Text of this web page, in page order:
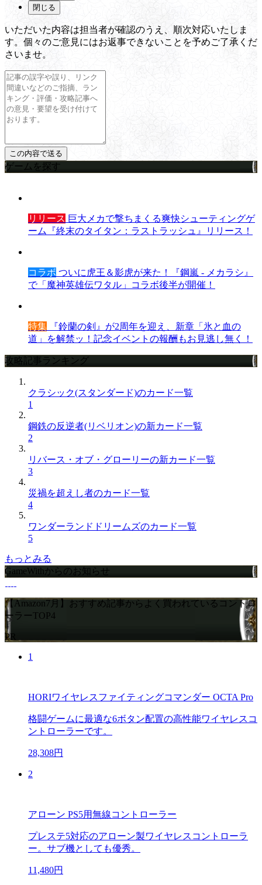
閉じる
いただいた内容は担当者が確認のうえ、順次対応いたしま
す。個々のご意見にはお返事できないことを予めご了承くだ
さいませ。
ゲームを探す
リリース 巨大メカで撃ちまくる爽快シューティングゲ
ーム『終末のタイタン：ラストラッシュ』リリース！
コラボ ついに虎王＆影虎が来た！『鋼嵐 - メカラシ』
で「魔神英雄伝ワタル」コラボ後半が開催！
特集 『鈴蘭の剣』が2周年を迎え、新章「氷と血の
道」を解禁ッ！記念イベントの報酬もお見逃し無く！
攻略記事ランキング
クラシック(スタンダード)のカード一覧
1
鋼鉄の反逆者(リベリオン)の新カード一覧
2
リバース・オブ・グローリーの新カード一覧
3
災禍を超えし者のカード一覧
4
ワンダーランドドリームズのカード一覧
5
もっとみる
GameWithからのお知らせ
【Amazon7月】おすすめ記事からよく買われているコントロ
ーラーTOP4
PR
1
HORIワイヤレスファイティングコマンダー OCTA Pro
格闘ゲームに最適な6ボタン配置の高性能ワイヤレスコ
ントローラーです。
28,308円
2
アローン PS5用無線コントローラー
プレステ5対応のアローン製ワイヤレスコントローラ
ー。サブ機としても優秀。
11,480円